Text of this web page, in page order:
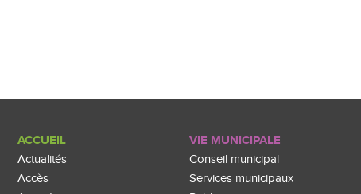
ACCUEIL
Actualités
Accès
VIE MUNICIPALE
Conseil municipal
Services municipaux